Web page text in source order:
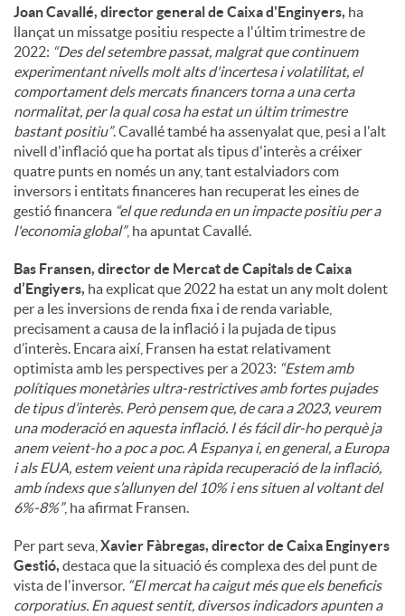
Joan Cavallé, director general de Caixa d'Enginyers, ha
llançat un missatge positiu respecte a l'últim trimestre de
2022: “Des del setembre passat, malgrat que continuem
experimentant nivells molt alts d'incertesa i volatilitat, el
comportament dels mercats financers torna a una certa
normalitat, per la qual cosa ha estat un últim trimestre
bastant positiu”. Cavallé també ha assenyalat que, pesi a l'alt
nivell d'inflació que ha portat als tipus d'interès a créixer
quatre punts en només un any, tant estalviadors com
inversors i entitats financeres han recuperat les eines de
gestió financera “el que redunda en un impacte positiu per a
l'economia global”, ha apuntat Cavallé.
Bas Fransen, director de Mercat de Capitals de Caixa
d’Engiyers, ha explicat que 2022 ha estat un any molt dolent
per a les inversions de renda fixa i de renda variable,
precisament a causa de la inflació i la pujada de tipus
d’interès. Encara així, Fransen ha estat relativament
optimista amb les perspectives per a 2023: “Estem amb
polítiques monetàries ultra-restrictives amb fortes pujades
de tipus d’interès. Però pensem que, de cara a 2023, veurem
una moderació en aquesta inflació. I és fácil dir-ho perquè ja
anem veient-ho a poc a poc. A Espanya i, en general, a Europa
i als EUA, estem veient una ràpida recuperació de la inflació,
amb índexs que s’allunyen del 10% i ens situen al voltant del
6%-8%”, ha afirmat Fransen.
Per part seva, Xavier Fàbregas, director de Caixa Enginyers
Gestió, destaca que la situació és complexa des del punt de
vista de l'inversor. “El mercat ha caigut més que els beneficis
corporatius. En aquest sentit, diversos indicadors apunten a